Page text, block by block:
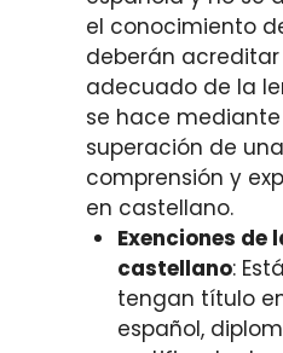
el conocimiento
deberán
adecuado de la
se hace
superación de
comprensión y
en castellano.
Exenciones de
castellano:
tengan título
español,